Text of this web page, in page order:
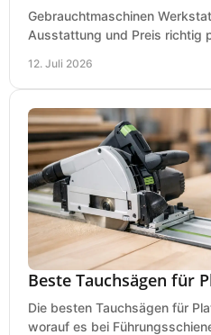
Gebrauchtmaschinen
Ausstattung und Preis richtig
12. Juli 2026
Beste Tauchsägen für
Die besten Tauchsägen für
worauf es bei